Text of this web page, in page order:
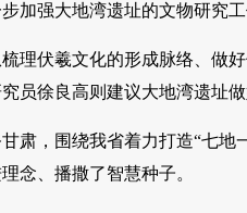
加强大地湾遗址的文物研究工
理伏羲文化的形成脉络、做
员徐良高则建议大地湾遗址
肃，围绕我省着力打造“七
念、播撒了智慧种子。